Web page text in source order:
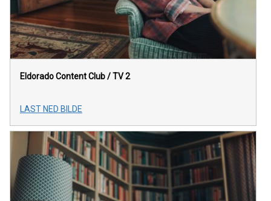
Eldorado Content Club / TV 2
LAST NED BILDE